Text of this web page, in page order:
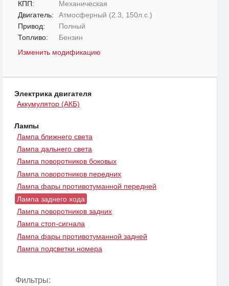
КПП:
Механическая
Двигатель:
Атмосферный (2.3, 150л.с.)
Привод:
Полный
Топливо:
Бензин
Изменить модификацию
Электрика двигателя
Аккумулятор (АКБ)
Лампы
Лампа ближнего света
Лампа дальнего света
Лампа поворотников боковых
Лампа поворотников передних
Лампа фары противотуманной передней
Лампа заднего хода
Лампа поворотников задних
Лампа стоп-сигнала
Лампа фары противотуманной задней
Лампа подсветки номера
Фильтры: